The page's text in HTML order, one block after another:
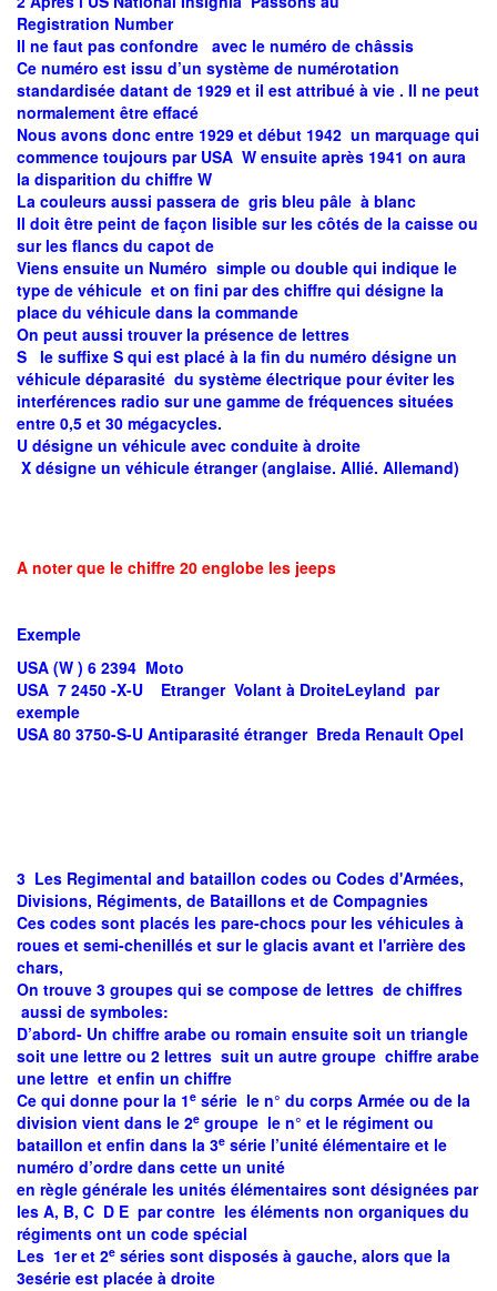
Registration Number
Il ne faut pas confondre avec le numéro de châssis
Ce numéro est issu d’un système de numérotation
standardisée datant de 1929 et il est attribué à vie . Il ne peut
normalement être effacé
Nous avons donc entre 1929 et début 1942 un marquage qui
commence toujours par USA W ensuite après 1941 on aura
la disparition du chiffre W
La couleurs aussi passera de gris bleu pâle à blanc
Il doit être peint de façon lisible sur les côtés de la caisse ou
sur les flancs du capot de
Viens ensuite un Numéro simple ou double qui indique le
type de véhicule et on fini par des chiffre qui désigne la
place du véhicule dans la commande
On peut aussi trouver la présence de lettres
S le suffixe S qui est placé à la fin du numéro désigne un
véhicule déparasité du système électrique pour éviter les
interférences radio sur une gamme de fréquences situées
entre 0,5 et 30 mégacycles.
U désigne un véhicule avec conduite à droite
X désigne un véhicule étranger (anglaise. Allié. Allemand)
A noter que le chiffre 20 englobe les jeeps
Exemple
USA (W ) 6 2394 Moto
USA 7 2450 -X-U Etranger Volant à DroiteLeyland par
exemple
USA 80 3750-S-U Antiparasité étranger Breda Renault Opel
3 Les Regimental and bataillon codes ou Codes d'Armées,
Divisions, Régiments, de Bataillons et de Compagnies
Ces codes sont placés les pare-chocs pour les véhicules à
roues et semi-chenillés et sur le glacis avant et l'arrière des
chars,
On trouve 3 groupes qui se compose de lettres de chiffres
aussi de symboles:
D’abord- Un chiffre arabe ou romain ensuite soit un triangle
soit une lettre ou 2 lettres suit un autre groupe chiffre arabe
une lettre et enfin un chiffre
Ce qui donne pour la 1e série le n° du corps Armée ou de la
division vient dans le 2e groupe le n° et le régiment ou
bataillon et enfin dans la 3e série l’unité élémentaire et le
numéro d’ordre dans cette un unité
en règle générale les unités élémentaires sont désignées par
les A, B, C D E par contre les éléments non organiques du
régiments ont un code spécial
Les 1er et 2e séries sont disposés à gauche, alors que la
3esérie est placée à droite